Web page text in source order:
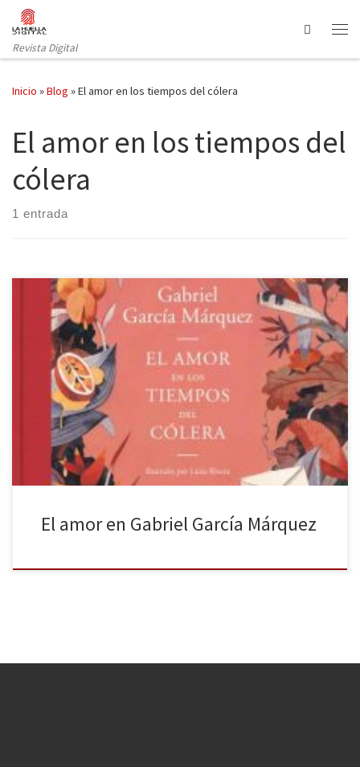
Saltar al contenido
Revista Digital
Search
Inicio »Blog »El amor en los tiempos del cólera
El amor en los tiempos del
cólera
1 entrada
Ya han pasado cinco años de la muerte de uno de mis escritores
favoritos, el que empecé a leer en el instituto y me ha
acompañado durante el resto de mi vida: Gabriel García Márquez.
Pasa el tiempo y, cada vez que me dejo encandilar por una de sus
novelas, […]
El amor en Gabriel García Márquez